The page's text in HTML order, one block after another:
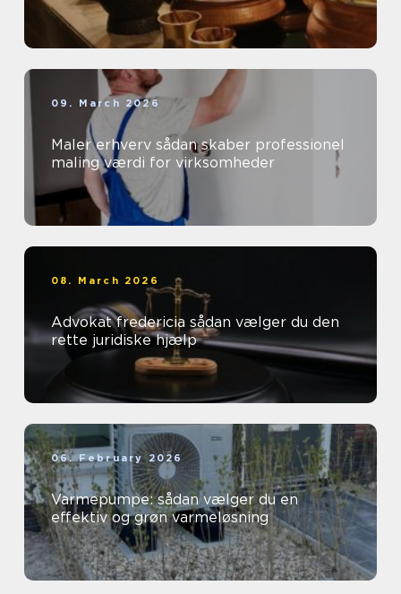
09. March 2026
Maler erhverv sådan skaber professionel
maling værdi for virksomheder
08. March 2026
Advokat fredericia sådan vælger du den
rette juridiske hjælp
06. February 2026
Varmepumpe: sådan vælger du en
effektiv og grøn varmeløsning